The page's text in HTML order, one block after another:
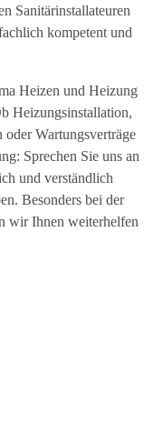
Sanitärinstallateuren
kompetent und
Heizen und Heizung
Heizungsinstallation,
oder Wartungsverträge
Sprechen Sie uns an
und verständlich
Besonders bei der
wir Ihnen weiterhelfen